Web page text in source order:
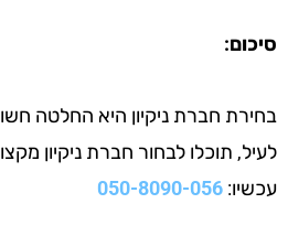
סיכום:
בחירת חברת ניקיון היא החלטה
לעיל, תוכלו לבחור חברת ניקיון
עכשיו: